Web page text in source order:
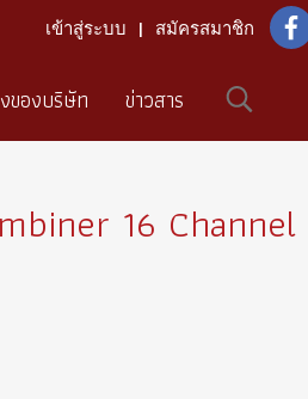
เข้าสู่ระบบ สมัครสมาชิก
ของบริษัท ข่าวสาร
16 Channel